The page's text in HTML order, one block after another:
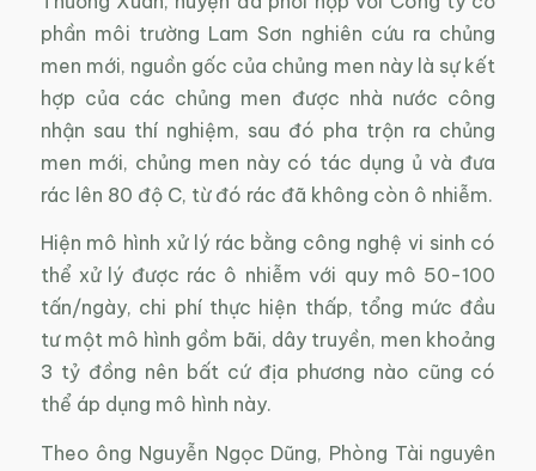
phần môi trường Lam Sơn nghiên cứu ra chủng
men mới, nguồn gốc của chủng men này là sự kết
hợp của các chủng men được nhà nước công
nhận sau thí nghiệm, sau đó pha trộn ra chủng
men mới, chủng men này có tác dụng ủ và đưa
rác lên 80 độ C, từ đó rác đã không còn ô nhiễm.
Hiện mô hình xử lý rác bằng công nghệ vi sinh có
thể xử lý được rác ô nhiễm với quy mô 50-100
tấn/ngày, chi phí thực hiện thấp, tổng mức đầu
tư một mô hình gồm bãi, dây truyền, men khoảng
3 tỷ đồng nên bất cứ địa phương nào cũng có
thể áp dụng mô hình này.
Theo ông Nguyễn Ngọc Dũng, Phòng Tài nguyên